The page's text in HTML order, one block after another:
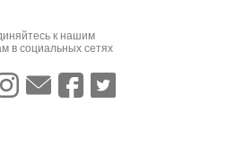
к нашим
в социальных сетях